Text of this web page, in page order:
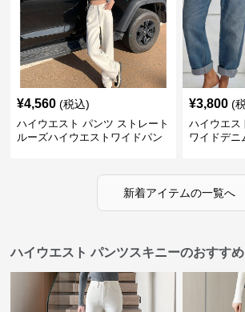
¥4,560 (税込)
ハイウエスト パンツ ストレート
ルーズハイウエストワイドパン
¥3,800 (
ハイウエス
ワイドデニ
新着アイテムの一覧へ
ハイウエスト パンツスキニーのおすす